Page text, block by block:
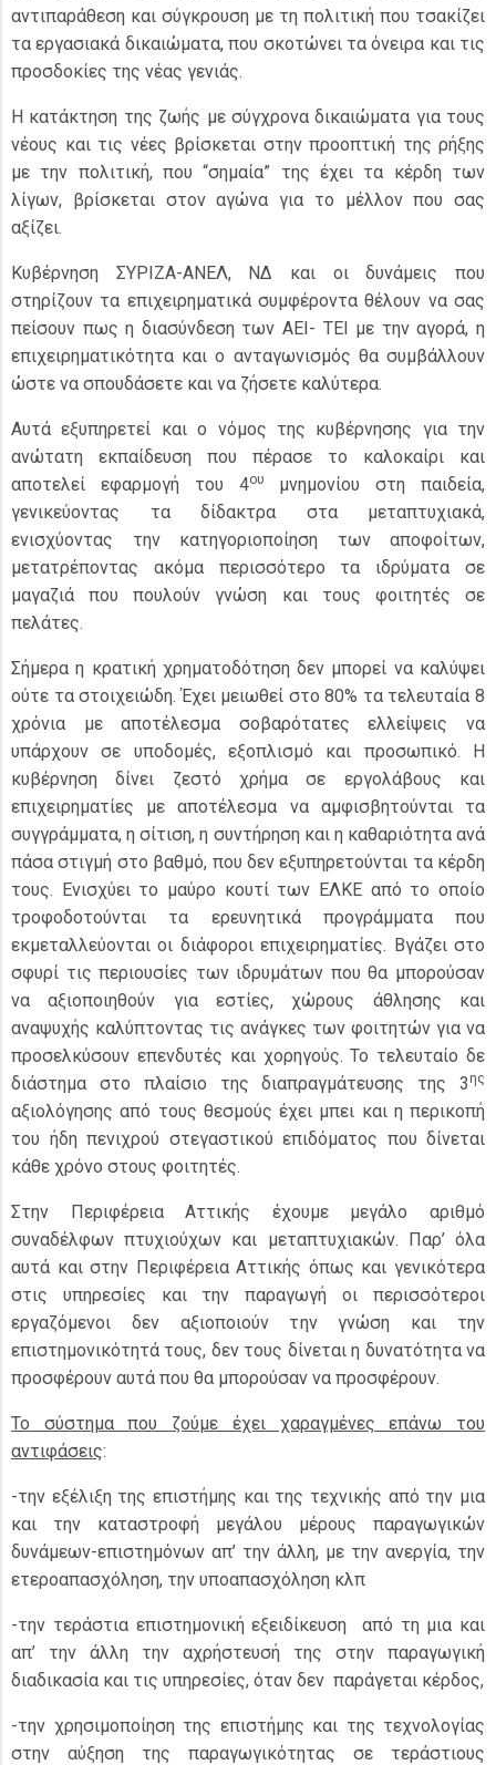
αντιπαράθεση και σύγκρουση με τη πολιτική που τσακίζει
τα εργασιακά δικαιώματα, που σκοτώνει τα όνειρα και τις
προσδοκίες της νέας γενιάς.
Η κατάκτηση της ζωής με σύγχρονα δικαιώματα για τους
νέους και τις νέες βρίσκεται στην προοπτική της ρήξης
με την πολιτική, που “σημαία” της έχει τα κέρδη των
λίγων, βρίσκεται στον αγώνα για το μέλλον που σας
αξίζει.
Κυβέρνηση ΣΥΡΙΖΑ-ΑΝΕΛ, ΝΔ και οι δυνάμεις που
στηρίζουν τα επιχειρηματικά συμφέροντα θέλουν να σας
πείσουν πως η διασύνδεση των ΑΕΙ- ΤΕΙ με την αγορά, η
επιχειρηματικότητα και ο ανταγωνισμός θα συμβάλλουν
ώστε να σπουδάσετε και να ζήσετε καλύτερα.
Αυτά εξυπηρετεί και ο νόμος της κυβέρνησης για την
ανώτατη εκπαίδευση που πέρασε το καλοκαίρι και
αποτελεί εφαρμογή του 4ου
μνημονίου στη παιδεία,
γενικεύοντας τα δίδακτρα στα μεταπτυχιακά,
ενισχύοντας την κατηγοριοποίηση των αποφοίτων,
μετατρέποντας ακόμα περισσότερο τα ιδρύματα σε
μαγαζιά που πουλούν γνώση και τους φοιτητές σε
πελάτες.
Σήμερα η κρατική χρηματοδότηση δεν μπορεί να καλύψει
ούτε τα στοιχειώδη. Έχει μειωθεί στο 80% τα τελευταία 8
χρόνια με αποτέλεσμα σοβαρότατες ελλείψεις να
υπάρχουν σε υποδομές, εξοπλισμό και προσωπικό. Η
κυβέρνηση δίνει ζεστό χρήμα σε εργολάβους και
επιχειρηματίες με αποτέλεσμα να αμφισβητούνται τα
συγγράμματα, η σίτιση, η συντήρηση και η καθαριότητα ανά
πάσα στιγμή στο βαθμό, που δεν εξυπηρετούνται τα κέρδη
τους. Ενισχύει το μαύρο κουτί των ΕΛΚΕ από το οποίο
τροφοδοτούνται τα ερευνητικά προγράμματα που
εκμεταλλεύονται οι διάφοροι επιχειρηματίες. Βγάζει στο
σφυρί τις περιουσίες των ιδρυμάτων που θα μπορούσαν
να αξιοποιηθούν για εστίες, χώρους άθλησης και
αναψυχής καλύπτοντας τις ανάγκες των φοιτητών για να
προσελκύσουν επενδυτές και χορηγούς. Το τελευταίο δε
διάστημα στο πλαίσιο της διαπραγμάτευσης της 3 ης
αξιολόγησης από τους θεσμούς έχει μπει και η περικοπή
του ήδη πενιχρού στεγαστικού επιδόματος που δίνεται
κάθε χρόνο στους φοιτητές.
Στην Περιφέρεια Αττικής έχουμε μεγάλο αριθμό
συναδέλφων πτυχιούχων και μεταπτυχιακών. Παρ’ όλα
αυτά και στην Περιφέρεια Αττικής όπως και γενικότερα
στις υπηρεσίες και την παραγωγή οι περισσότεροι
εργαζόμενοι δεν αξιοποιούν την γνώση και την
επιστημονικότητά τους, δεν τους δίνεται η δυνατότητα να
προσφέρουν αυτά που θα μπορούσαν να προσφέρουν.
Το σύστημα που ζούμε έχει χαραγμένες επάνω του
αντιφάσεις:
-την εξέλιξη της επιστήμης και της τεχνικής από την μια
και την καταστροφή μεγάλου μέρους παραγωγικών
δυνάμεων-επιστημόνων απ’ την άλλη, με την ανεργία, την
ετεροαπασχόληση, την υποαπασχόληση κλπ
-την τεράστια επιστημονική εξειδίκευση από τη μια και
απ’ την άλλη την αχρήστευσή της στην παραγωγική
διαδικασία και τις υπηρεσίες, όταν δεν παράγεται κέρδος,
-την χρησιμοποίηση της επιστήμης και της τεχνολογίας
στην αύξηση της παραγωγικότητας σε τεράστιους